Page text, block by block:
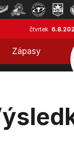
čtvrtek
Zápasy